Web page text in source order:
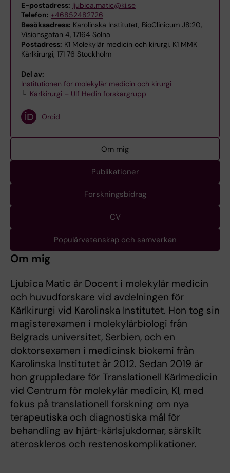
E-postadress: ljubica.matic@ki.se
Telefon: +46852482726
Besöksadress: Karolinska Institutet, BioClinicum J8:20,
Visionsgatan 4, 17164 Solna
Postadress: K1 Molekylär medicin och kirurgi, K1 MMK
Kärlkirurgi, 171 76 Stockholm
Del av:
Institutionen för molekylär medicin och kirurgi
Kärlkirurgi – Ulf Hedin forskargrupp
Orcid
Om mig
Publikationer
Forskningsbidrag
CV
Populärvetenskap och samverkan
Om mig
Ljubica Matic är Docent i molekylär medicin
och huvudforskare vid avdelningen för
Kärlkirurgi vid Karolinska Institutet. Hon tog sin
magisterexamen i molekylärbiologi från
Belgrads universitet, Serbien, och en
doktorsexamen i medicinsk biokemi från
Karolinska Institutet år 2012. Sedan 2019 är
hon gruppledare för Translationell Kärlmedicin
vid Centrum för molekylär medicin, KI, med
fokus på translationell forskning om nya
terapeutiska och diagnostiska mål för
behandling av hjärt-kärlsjukdomar, särskilt
ateroskleros och restenoskomplikationer.